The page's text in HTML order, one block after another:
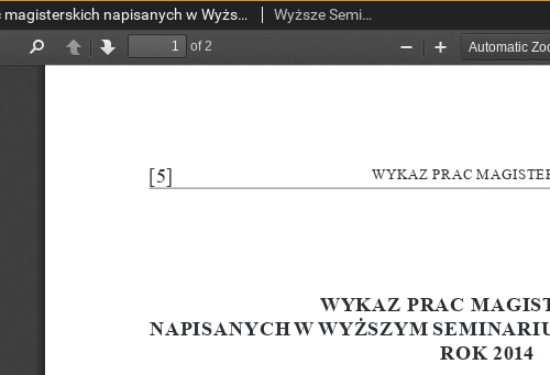
Wykaz prac magisterskich napisanych w Wyższym Seminarium Duchownym w Łodzi Wyższe Seminarium Duchowne w Łodzi